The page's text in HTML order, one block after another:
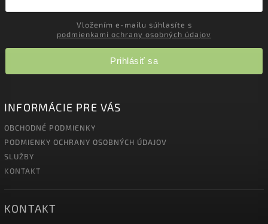
podmienkami ochrany osobných údajov
Prihlásiť sa
INFORMÁCIE PRE VÁS
OBCHODNÉ PODMIENKY
PODMIENKY OCHRANY OSOBNÝCH ÚDAJOV
SLUŽBY
KONTAKT
KONTAKT